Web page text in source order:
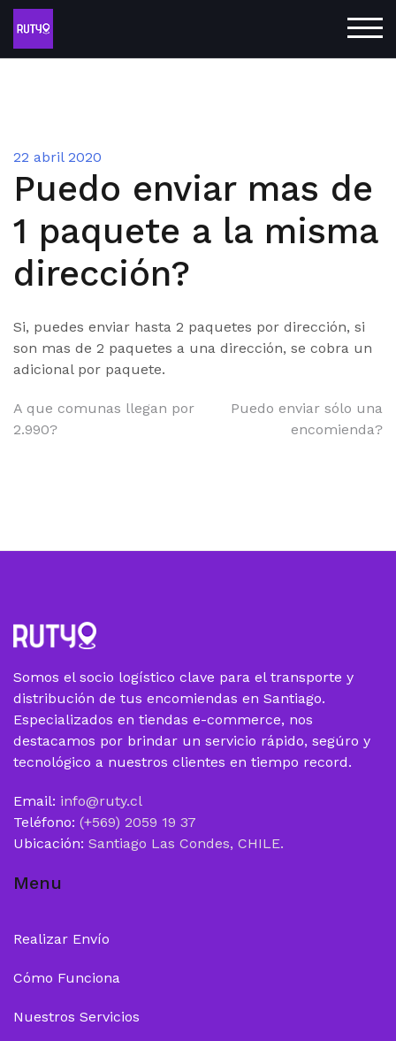
22 abril 2020
Puedo enviar mas de
1 paquete a la misma
dirección?
Si, puedes enviar hasta 2 paquetes por dirección, si
son mas de 2 paquetes a una dirección, se cobra un
adicional por paquete.
A que comunas llegan por
2.990?
Puedo enviar sólo una
encomienda?
Somos el socio logístico clave para el transporte y
distribución de tus encomiendas en Santiago.
Especializados en tiendas e-commerce, nos
destacamos por brindar un servicio rápido, segúro y
tecnológico a nuestros clientes en tiempo record.
Email: info@ruty.cl
Teléfono: (+569) 2059 19 37
Ubicación: Santiago Las Condes, CHILE.
Menu
Realizar Envío
Cómo Funciona
Nuestros Servicios